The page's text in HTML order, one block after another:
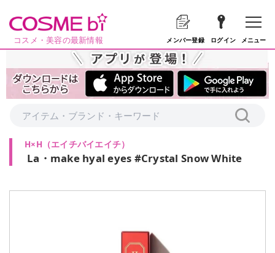
コスメ・美容の最新情報 メンバー登録 ログイン メニュー
H×H （エイチバイエイチ）
La・make hyal eyes #Crystal Snow White